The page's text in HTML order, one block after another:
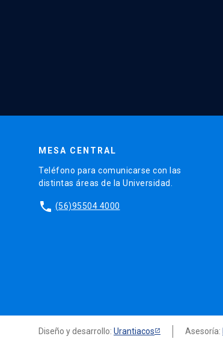
MESA CENTRAL
Teléfono para comunicarse con las
distintas áreas de la Universidad.
phone (56)95504 4000
Diseño y desarrollo: Urantiacos Asesoría: